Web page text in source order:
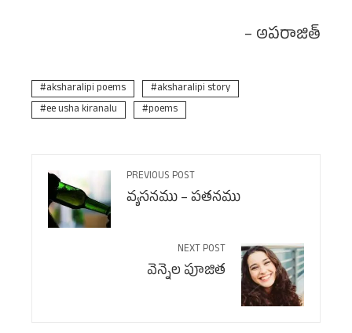
– అపరాజిత్
aksharalipi poems
aksharalipi story
ee usha kiranalu
poems
PREVIOUS POST
వ్యసనము – పతనము
NEXT POST
వెన్నెల పూజిత